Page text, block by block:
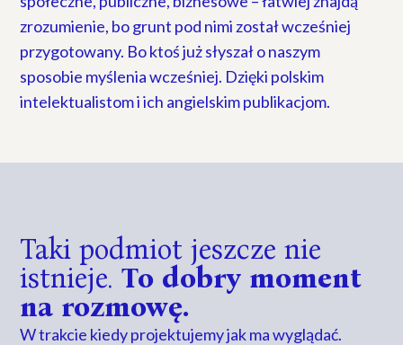
zrozumienie, bo grunt pod nimi został wcześniej
przygotowany. Bo ktoś już słyszał o naszym
sposobie myślenia wcześniej. Dzięki polskim
intelektualistom i ich angielskim publikacjom.
Taki podmiot jeszcze nie
istnieje. To dobry moment
na rozmowę.
W trakcie kiedy projektujemy jak ma wyglądać.